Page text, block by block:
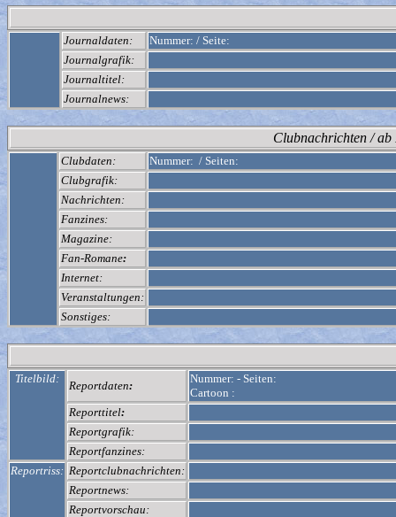
Journaldaten: Nummer: / Seite:
Journalgrafik:
Journaltitel:
Journalnews:
Clubnachrichten / ab
Clubdaten: Nummer: / Seiten:
Clubgrafik:
Nachrichten:
Fanzines:
Magazine:
Fan-Romane:
Internet:
Veranstaltungen:
Sonstiges:
Titelbild:
Reportdaten:
Nummer: - Seiten:
Cartoon :
Reporttitel:
Reportgrafik:
Reportfanzines:
Reportriss: Reportclubnachrichten:
Reportnews:
Reportvorschau: